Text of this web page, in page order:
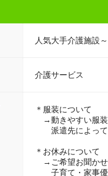
人気大手介護施設
介護サービス
＊服装について
→動きやすい服装
派遣先によって
＊お休みについて
→ご希望お聞かせ
子育て・家事優